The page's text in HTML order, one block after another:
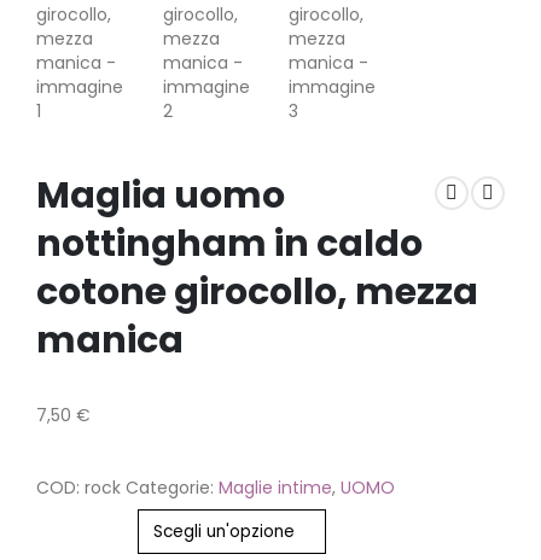
Maglia uomo
nottingham in caldo
cotone girocollo, mezza
manica
7,50 €
COD: rock Categorie: Maglie intime, UOMO